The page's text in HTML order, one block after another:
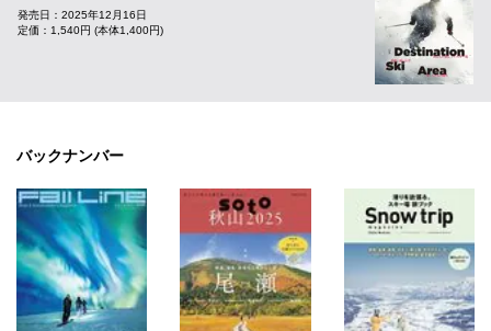
発売日：2025年12月16日
定価：1,540円 (本体1,400円)
バックナンバー